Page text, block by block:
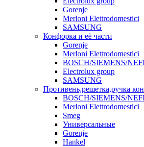
Gorenje
Merloni Elettrodomestici
SAMSUNG
Конфорка и её части
Gorenje
Merloni Elettrodomestici
BOSCH/SIEMENS/
Electrolux group
SAMSUNG
Противень,решетка,ручка
BOSCH/SIEMENS/
Merloni Elettrodomestici
Smeg
Универсальные
Gorenje
Hankel